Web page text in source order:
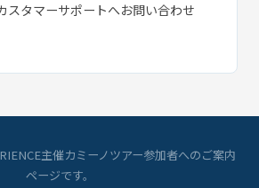
スタマーサポートへお問い合わせ
主催カミーノツアー参加者へのご案内
ページです。